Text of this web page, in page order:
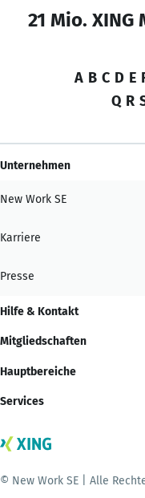
21 Mio.
A B C D E
Q R
Unternehmen
New Work SE
Karriere
Presse
Hilfe & Kontakt
Mitgliedschaften
Hauptbereiche
Services
© New Work SE | Alle